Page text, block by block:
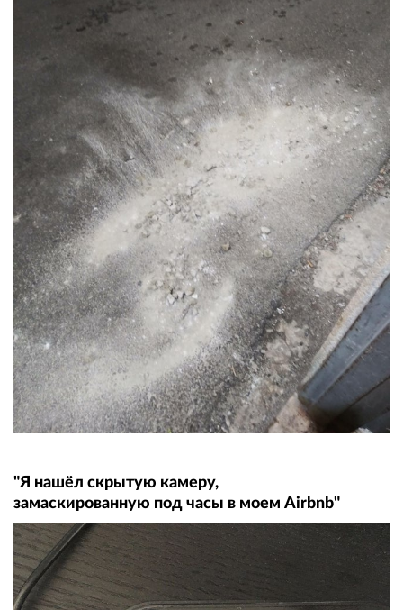
"Я нашёл скрытую камеру,
замаскированную под часы в моем Airbnb"